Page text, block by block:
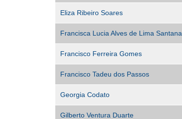
Eliza Ribeiro Soares
Francisca Lucia Alves de Lima Santana
Francisco Ferreira Gomes
Francisco Tadeu dos Passos
Georgia Codato
Gilberto Ventura Duarte